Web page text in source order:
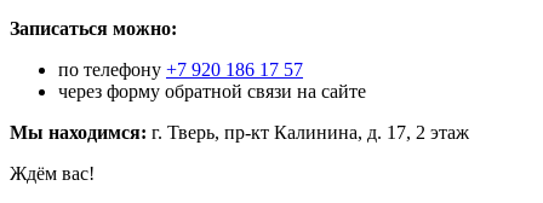
Записаться можно:
по телефону +7 920 186 17 57
через форму обратной связи на сайте
Мы находимся: г. Тверь, пр-кт Калинина, д. 17, 2 этаж
Ждём вас!